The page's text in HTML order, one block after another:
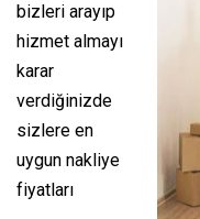
bizleri arayıp
hizmet almayı
karar
verdiğinizde
sizlere en
uygun nakliye
fiyatları